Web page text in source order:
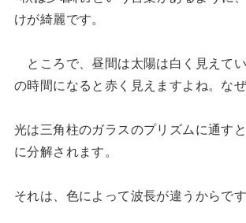
けが綺麗です。
ところで、昼間は太陽は白く見えて
の時間になると赤く見えますよね。なぜ
光は三角柱のガラスのプリズムに通す
に分解されます。
それは、色によって波長が違うからです